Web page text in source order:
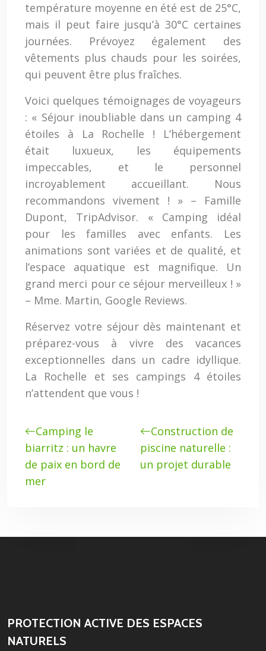
température moyenne en été est de 25°C,
mais il peut faire jusqu’à 30°C certaines
journées. Prévoyez également des
vêtements plus chauds pour les soirées,
qui peuvent être plus fraîches.
Voici quelques témoignages de voyageurs
: « Séjour inoubliable dans un camping 4
étoiles à La Rochelle ! L’hébergement
était luxueux, les équipements
impeccables, et le personnel
incroyablement accueillant. Nous
recommandons vivement ! » – Famille
Dupont, TripAdvisor. « Camping idéal
pour les familles avec enfants. Les
animations sont variées et de qualité, et
l’espace aquatique est magnifique. Un
grand merci pour ce séjour merveilleux ! »
– Mme. Martin, Google Reviews.
Réservez votre séjour dès maintenant et
préparez-vous à vivre des vacances
exceptionnelles dans un cadre idyllique.
La Rochelle et ses campings 4 étoiles
n’attendent que vous !
Camping le
biarritz : un havre
de paix en bord de
mer
Construction de
piscine naturelle :
un projet durable
PROTECTION ACTIVE DES ESPACES
NATURELS